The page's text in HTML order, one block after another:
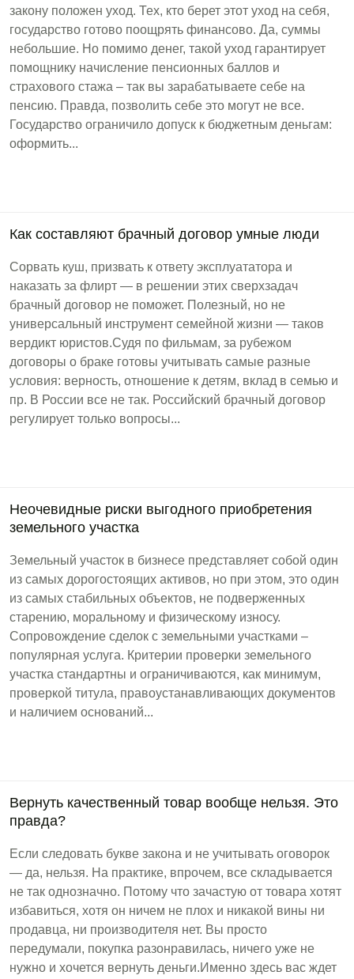
закону положен уход. Тех, кто берет этот уход на себя,
государство готово поощрять финансово. Да, суммы
небольшие. Но помимо денег, такой уход гарантирует
помощнику начисление пенсионных баллов и
страхового стажа – так вы зарабатываете себе на
пенсию. Правда, позволить себе это могут не все.
Государство ограничило допуск к бюджетным деньгам:
оформить...
Как составляют брачный договор умные люди
Сорвать куш, призвать к ответу эксплуататора и
наказать за флирт — в решении этих сверхзадач
брачный договор не поможет. Полезный, но не
универсальный инструмент семейной жизни — таков
вердикт юристов.Судя по фильмам, за рубежом
договоры о браке готовы учитывать самые разные
условия: верность, отношение к детям, вклад в семью и
пр. В России все не так. Российский брачный договор
регулирует только вопросы...
Неочевидные риски выгодного приобретения
земельного участка
Земельный участок в бизнесе представляет собой один
из самых дорогостоящих активов, но при этом, это один
из самых стабильных объектов, не подверженных
старению, моральному и физическому износу.
Сопровождение сделок с земельными участками –
популярная услуга. Критерии проверки земельного
участка стандартны и ограничиваются, как минимум,
проверкой титула, правоустанавливающих документов
и наличием оснований...
Вернуть качественный товар вообще нельзя. Это
правда?
Если следовать букве закона и не учитывать оговорок
— да, нельзя. На практике, впрочем, все складывается
не так однозначно. Потому что зачастую от товара хотят
избавиться, хотя он ничем не плох и никакой вины ни
продавца, ни производителя нет. Вы просто
передумали, покупка разонравилась, ничего уже не
нужно и хочется вернуть деньги.Именно здесь вас ждет